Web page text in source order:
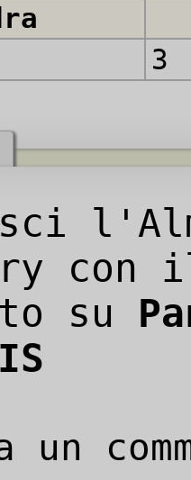
3
con
su
un